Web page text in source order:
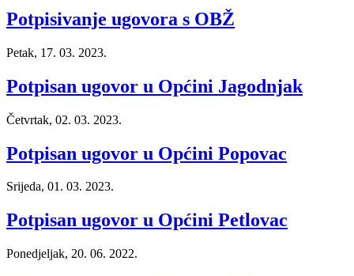
Potpisivanje ugovora s OBŽ
Petak, 17. 03. 2023.
Potpisan ugovor u Općini Jagodnjak
Četvrtak, 02. 03. 2023.
Potpisan ugovor u Općini Popovac
Srijeda, 01. 03. 2023.
Potpisan ugovor u Općini Petlovac
Ponedjeljak, 20. 06. 2022.